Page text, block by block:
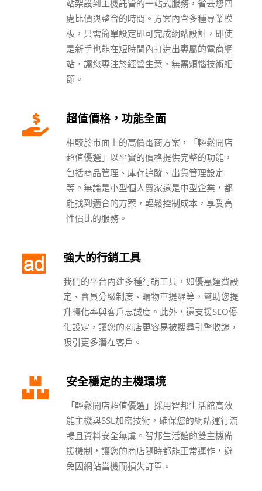
站架設到主機託管的一站式服務，省去您四
處比價與整合的時間。方案內含多種專業模
板，只需簡單設定即可完成網站設計，即使
是新手也能在短時間內打造出專屬的電商網
站，讓您專注於經營生意，無需煩惱技術細
節。
超值價格，功能全面
相較於市面上的高價電商方案，「輕鬆開店
超值優選」以平實的價格提供完整的功能，
包括商品管理、庫存追蹤、出貨管理設定
等。無論是小型個人賣家還是中型企業，都
能找到適合的方案，輕鬆控制成本，享受高
性價比的服務。
強大的行銷工具
我們的平台內建多種行銷工具，如優惠運費設
定、會員分級制度、購物車提醒等，幫助您提
升轉化率與客戶忠誠度。此外，還支援SEO優
化設定，讓您的商店更容易被搜尋引擎收錄，
吸引更多潛在客戶。
安全穩定的主機環境
「輕鬆開店超值優選」採用智邦生活館高效
能主機與SSL加密技術，確保您的網站運行流
暢且資料安全無虞。智邦生活館的雙主機備
援機制，讓您的商店隨時都能正常運作，避
免因網站當機而損失訂單。